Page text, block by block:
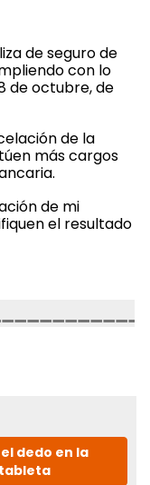
de seguro de
con lo
de octubre, de
de la
más cargos
de mi
el resultado
el dedo en la